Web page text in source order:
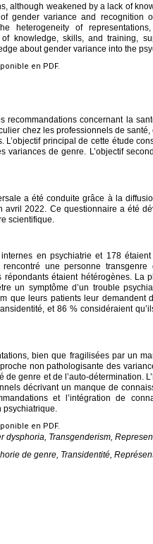
although weakened by a lack of
gender variance and recognition
heterogeneity of
knowledge, skills, and training,
about gender variance into the
en PDF.
recommandations concernant la
chez les professionnels de
L’objectif principal de cette étude
variances de genre. L’objectif
a été conduite grâce à la
avril 2022. Ce questionnaire a été
scientifique.
en psychiatrie et 178
une personne
étaient hétérogènes. La
un symptôme d’un trouble
que leurs patients leur demandent
et 86 % considéraient
bien que fragilisées par un
non pathologisante des
de genre et de l’auto-détermination.
décrivant un manque de
et l’intégration de
psychiatrique.
en PDF.
dysphoria, Transgenderism,
de genre, Transidentité,